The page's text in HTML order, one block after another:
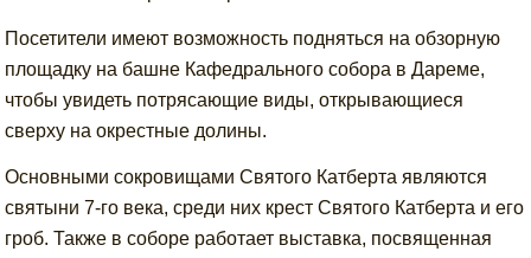
Посетители имеют возможность подняться на обзорную
площадку на башне Кафедрального собора в Дареме,
чтобы увидеть потрясающие виды, открывающиеся
сверху на окрестные долины.
Основными сокровищами Святого Катберта являются
святыни 7-го века, среди них крест Святого Катберта и его
гроб. Также в соборе работает выставка, посвященная